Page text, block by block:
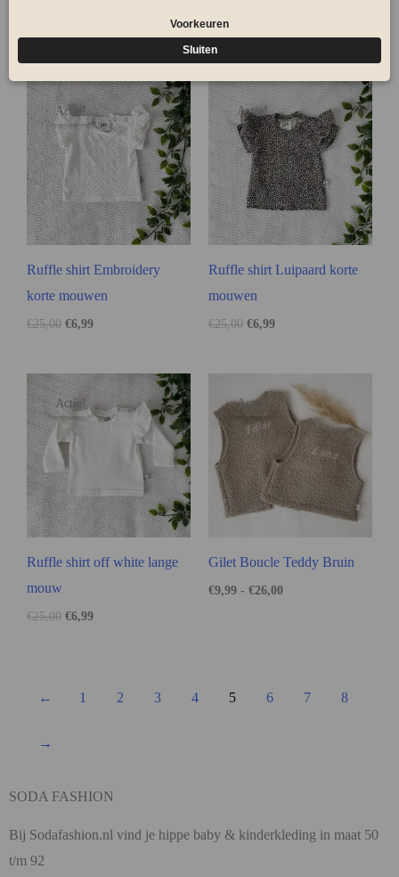
€26,00
Actie!
Ruffle shirt Embroidery
korte mouwen
€25,00 €6,99
Actie!
Ruffle shirt Luipaard korte
mouwen
€25,00 €6,99
Actie!
Ruffle shirt off white lange
mouw
€25,00 €6,99
Actie!
Gilet Boucle Teddy Bruin
€9,99 - €26,00
← 1 2 3 4 5 6 7 8
→
SODA FASHION
Bij Sodafashion.nl vind je hippe baby & kinderkleding in maat 50
t/m 92